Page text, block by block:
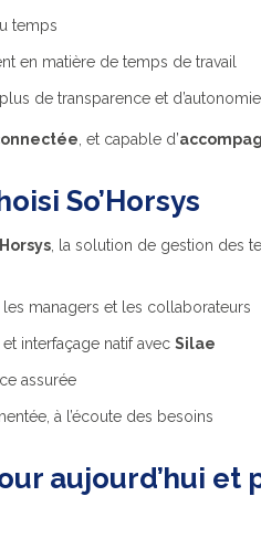
temps
en matière de temps de travail
de transparence et d’autonomie
, et capable d’
So’Horsys
, la solution de gestion des
managers et les collaborateurs
interfaçage natif avec Silae
assurée
à l’écoute des besoins
aujourd’hui et